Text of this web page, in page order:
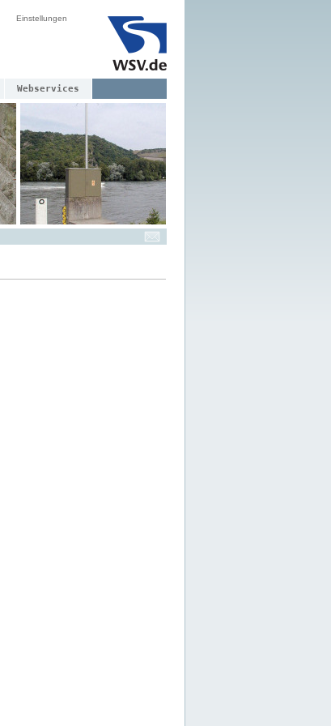
Einstellungen
Webservices